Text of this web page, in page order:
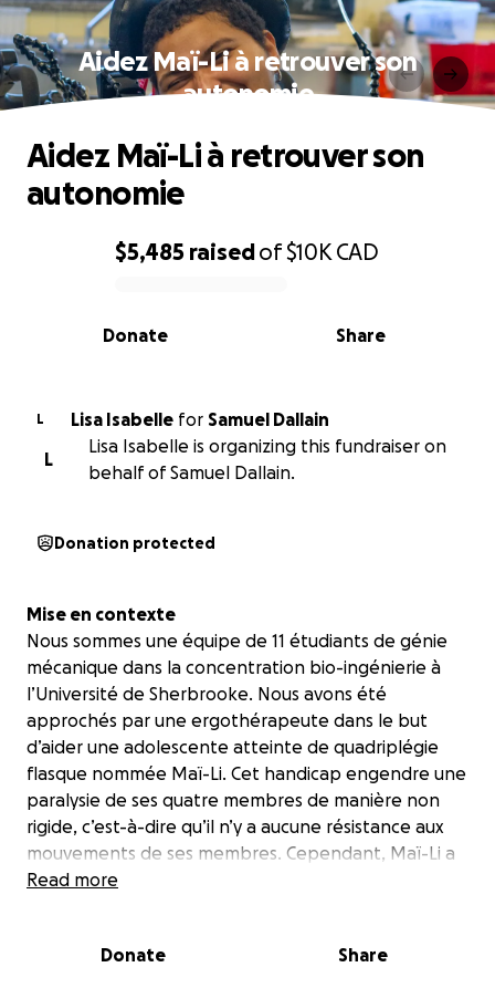
Aidez Maï-Li à retrouver son
autonomie
0% complete
$5,485 raisedof$10K CAD
Share
Donate
Aidez Maï-Li à retrouver son
autonomie
L Lisa Isabelle for Samuel Dallain
L
Lisa Isabelle is organizing this fundraiser on
behalf of Samuel Dallain.
Donation protected
Mise en contexte
Nous sommes une équipe de 11 étudiants de génie
mécanique dans la concentration bio-ingénierie à
l’Université de Sherbrooke. Nous avons été
approchés par une ergothérapeute dans le but
d’aider une adolescente atteinte de quadriplégie
flasque nommée Maï-Li. Cet handicap engendre une
paralysie de ses quatre membres de manière non
rigide, c’est-à-dire qu’il n’y a aucune résistance aux
mouvements de ses membres. Cependant, Maï-Li a
quelques mouvements résiduels au niveau du bras
Read more
Donate Share